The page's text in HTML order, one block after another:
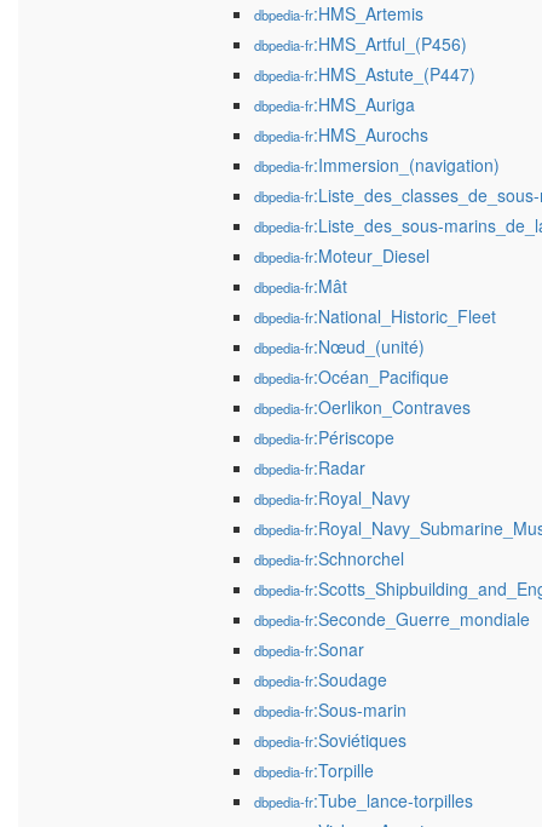
dbpedia-fr:HMS_Artemis
dbpedia-fr:HMS_Artful_(P456)
dbpedia-fr:HMS_Astute_(P447)
dbpedia-fr:HMS_Auriga
dbpedia-fr:HMS_Aurochs
dbpedia-fr:Immersion_(navigation)
dbpedia-fr
dbpedia-fr:Liste_des_sous-
dbpedia-fr:Moteur_Diesel
dbpedia-fr:Mât
dbpedia-fr:National_Historic_Fleet
dbpedia-fr:Nœud_(unité)
dbpedia-fr:Océan_Pacifique
dbpedia-fr:Oerlikon_Contraves
dbpedia-fr:Périscope
dbpedia-fr:Radar
dbpedia-fr:Royal_Navy
dbpedia-fr
dbpedia-fr:Schnorchel
dbpedia-fr
dbpedia-fr:Seconde_Guerre_mondiale
dbpedia-fr:Sonar
dbpedia-fr:Soudage
dbpedia-fr:Sous-marin
dbpedia-fr:Soviétiques
dbpedia-fr:Torpille
dbpedia-fr:Tube_lance-torpilles